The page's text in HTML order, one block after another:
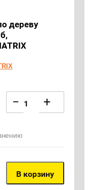
дереву
− +
В корзину